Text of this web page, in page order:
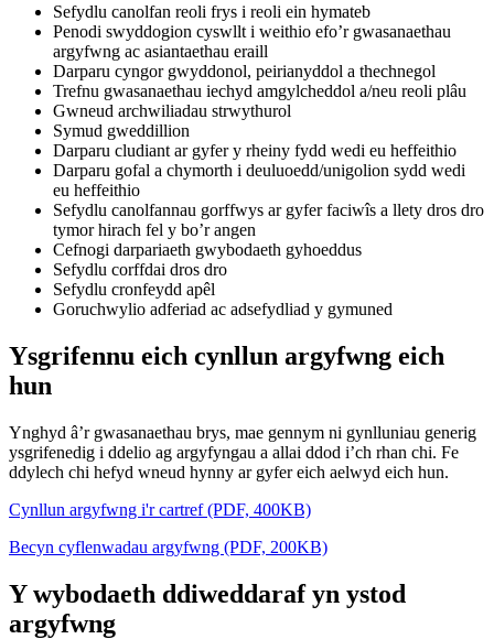
Sefydlu canolfan reoli frys i reoli ein hymateb
Penodi swyddogion cyswllt i weithio efo’r gwasanaethau
argyfwng ac asiantaethau eraill
Darparu cyngor gwyddonol, peirianyddol a thechnegol
Trefnu gwasanaethau iechyd amgylcheddol a/neu reoli plâu
Gwneud archwiliadau strwythurol
Symud gweddillion
Darparu cludiant ar gyfer y rheiny fydd wedi eu heffeithio
Darparu gofal a chymorth i deuluoedd/unigolion sydd wedi
eu heffeithio
Sefydlu canolfannau gorffwys ar gyfer faciwîs a llety dros dro
tymor hirach fel y bo’r angen
Cefnogi darpariaeth gwybodaeth gyhoeddus
Sefydlu corffdai dros dro
Sefydlu cronfeydd apêl
Goruchwylio adferiad ac adsefydliad y gymuned
Ysgrifennu eich cynllun argyfwng eich
hun
Ynghyd â’r gwasanaethau brys, mae gennym ni gynlluniau generig
ysgrifenedig i ddelio ag argyfyngau a allai ddod i’ch rhan chi. Fe
ddylech chi hefyd wneud hynny ar gyfer eich aelwyd eich hun.
Cynllun argyfwng i'r cartref (PDF, 400KB)
Becyn cyflenwadau argyfwng (PDF, 200KB)
Y wybodaeth ddiweddaraf yn ystod
argyfwng